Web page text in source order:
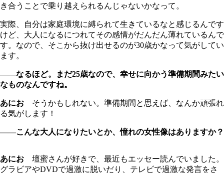
き合うことで乗り越えられるんじゃないかなって。
実際、自分は家庭環境に縛られて生きているなと感じるんです
けど、大人になるにつれてその感情がだんだん薄れているんで
す。なので、そこから抜け出せるのが30歳かなって気がしてい
ます。
――なるほど。まだ25歳なので、幸せに向かう準備期間みたい
なものなんですね。
あにお そうかもしれない。準備期間と思えば、なんか頑張れ
る気がします！
――こんな大人になりたいとか、憧れの女性像はありますか？
あにお 壇蜜さんが好きで、最近もエッセー読んでいました。
グラビアやDVDで過激に脱いだり、テレビで過激な発言をさ